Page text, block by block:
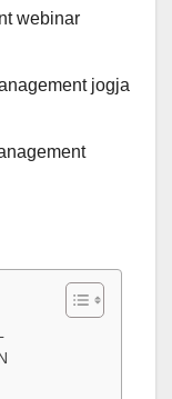
webinar
jogja